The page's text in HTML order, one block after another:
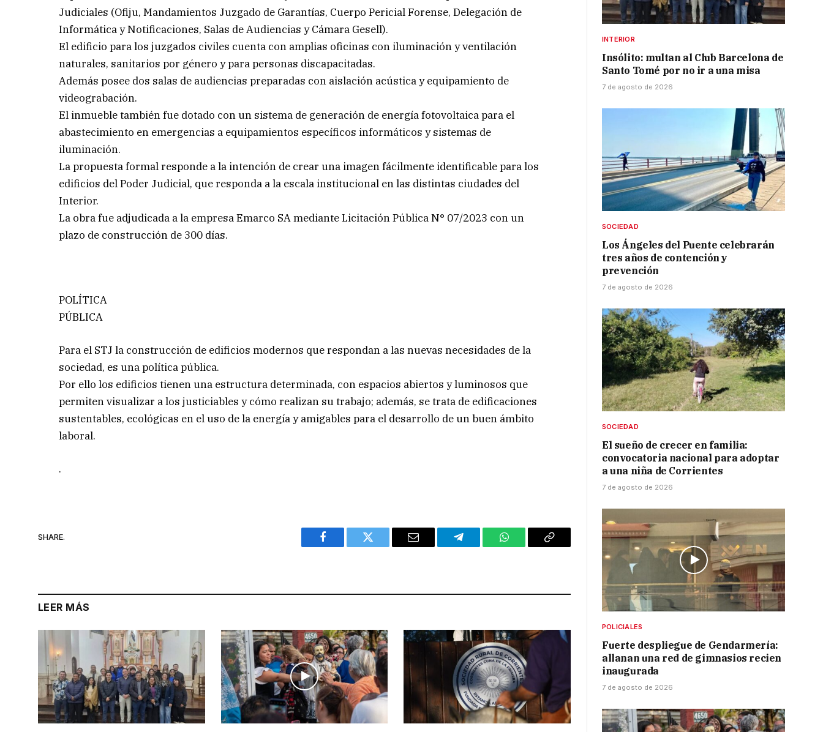
Judiciales (Ofiju, Mandamientos Juzgado de Garantías, Cuerpo Pericial Forense, Delegación de
Informática y Notificaciones, Salas de Audiencias y Cámara Gesell).
El edificio para los juzgados civiles cuenta con amplias oficinas con iluminación y ventilación
naturales, sanitarios por género y para personas discapacitadas.
Además posee dos salas de audiencias preparadas con aislación acústica y equipamiento de
videograbación.
El inmueble también fue dotado con un sistema de generación de energía fotovoltaica para el
abastecimiento en emergencias a equipamientos específicos informáticos y sistemas de
iluminación.
La propuesta formal responde a la intención de crear una imagen fácilmente identificable para los
edificios del Poder Judicial, que responda a la escala institucional en las distintas ciudades del
Interior.
La obra fue adjudicada a la empresa Emarco SA mediante Licitación Pública N° 07/2023 con un
plazo de construcción de 300 días.
POLÍTICA
PÚBLICA
Para el STJ la construcción de edificios modernos que respondan a las nuevas necesidades de la
sociedad, es una política pública.
Por ello los edificios tienen una estructura determinada, con espacios abiertos y luminosos que
permiten visualizar a los justiciables y cómo realizan su trabajo; además, se trata de edificaciones
sustentables, ecológicas en el uso de la energía y amigables para el desarrollo de un buen ámbito
laboral.
.
SHARE.
Facebook Twitter Email Telegram WhatsAppCopy
LEER MÁS
INTERIOR
Insólito: multan al Club Barcelona de
Santo Tomé por no ir a una misa
7 de agosto de 2026
SOCIEDAD
Los Ángeles del Puente celebrarán
tres años de contención y
prevención
7 de agosto de 2026
SOCIEDAD
El sueño de crecer en familia:
convocatoria nacional para adoptar
a una niña de Corrientes
7 de agosto de 2026
POLICIALES
Fuerte despliegue de Gendarmería:
allanan una red de gimnasios recien
inaugurada
7 de agosto de 2026